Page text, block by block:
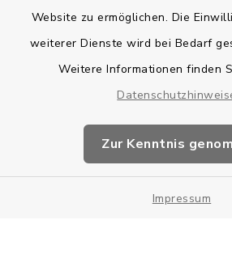
Website zu ermöglichen. Die
weiterer Dienste wird bei Bedarf
Weitere Informationen finden
Zur Kenntnis
Impressum
Kontakt
Barrierefreiheit
Datenschutz
Impressum
Sitemap